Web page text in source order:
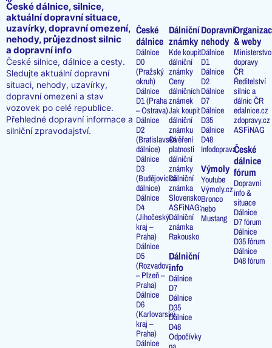
České dálnice, silnice,
aktuální dopravní situace,
uzavírky, dopravní omezení,
nehody, průjezdnost silnic
a dopravní info
České silnice, dálnice a cesty.
Sledujte aktuální dopravní
situaci, nehody, uzavírky,
dopravní omezení a stav
vozovek po celé republice.
Přehledné dopravní informace a
silniční zpravodajství.
České
dálnice
Dálnice
D0
(Pražský
okruh)
Dálnice
D1 (Praha
– Ostrava)
Dálnice
D2
(Bratislavská
dálnice)
Dálnice
D3
(Budějovická
dálnice)
Dálnice
D4
(Jihočeský
kraj –
Praha)
Dálnice
D5
(Rozvadov
– Plzeň –
Praha)
Dálnice
D6
(Karlovarský
kraj –
Praha)
Dálnice
Dálniční
známky
Kde koupit
dálniční
známky
Ceny
dálničních
známek
Jak koupit
dálniční
známku
Ověření
platnosti
dálniční
známky
Dálniční
známka
Slovensko
ASFiNAG:
Dálniční
známka
Rakousko
Dálniční
info
Dálnice
D7
Dálnice
D35
Dálnice
D48
Odpočívky
Dopravní
nehody
Dálnice
D1
Dálnice
D2
Dálnice
D7
Dálnice
D35
Dálnice
D48
Infodoprava
Výmoly
Youtube
Výmoly.cz
Bronco
nebo
Mustang
& weby
Ministerstvo
dopravy
ČR
Ředitelství
silnic a
dálnic ČR
edalnice.cz
zdopravy.cz
ASFiNAG
České
dálnice
fórum
Dopravní
info &
situace
Dálnice
D7 fórum
Dálnice
D35 fórum
Dálnice
D48 fórum